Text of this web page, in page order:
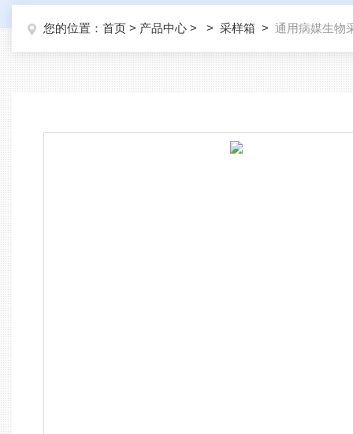
您的位置： 首页 > 产品中心 > > 采样箱 > 通用病媒生物